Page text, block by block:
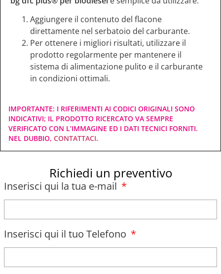
Aggiungere il contenuto del flacone
direttamente nel serbatoio del carburante.
Per ottenere i migliori risultati, utilizzare il
prodotto regolarmente per mantenere il
sistema di alimentazione pulito e il carburante
in condizioni ottimali.
IMPORTANTE: I RIFERIMENTI AI CODICI ORIGINALI SONO
INDICATIVI; IL PRODOTTO RICERCATO VA SEMPRE
VERIFICATO CON L’IMMAGINE ED I DATI TECNICI FORNITI.
NEL DUBBIO, CONTATTACI.
Richiedi un preventivo
Inserisci qui la tua e-mail
Inserisci qui il tuo Telefono